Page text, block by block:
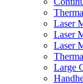
Laser
Laser
Laser
Large